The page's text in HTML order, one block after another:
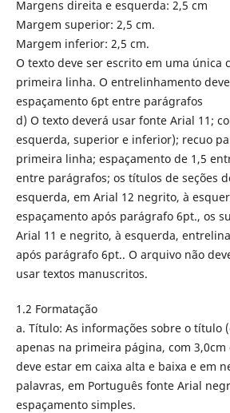
Margens direita e esquerda: 2,5 cm
Margem superior: 2,5 cm.
Margem inferior: 2,5 cm.
O texto deve ser escrito em uma única
primeira linha. O entrelinhamento
espaçamento 6pt entre parágrafos
d) O texto deverá usar fonte Arial 11;
esquerda, superior e inferior); recuo
primeira linha; espaçamento de 1,5
entre parágrafos; os títulos de seções
esquerda, em Arial 12 negrito, à
espaçamento após parágrafo 6pt., os
Arial 11 e negrito, à esquerda,
após parágrafo 6pt.. O arquivo não
usar textos manuscritos.
1.2 Formatação
a. Título: As informações sobre o título
apenas na primeira página, com
deve estar em caixa alta e baixa e em
palavras, em Português fonte Arial
espaçamento simples.